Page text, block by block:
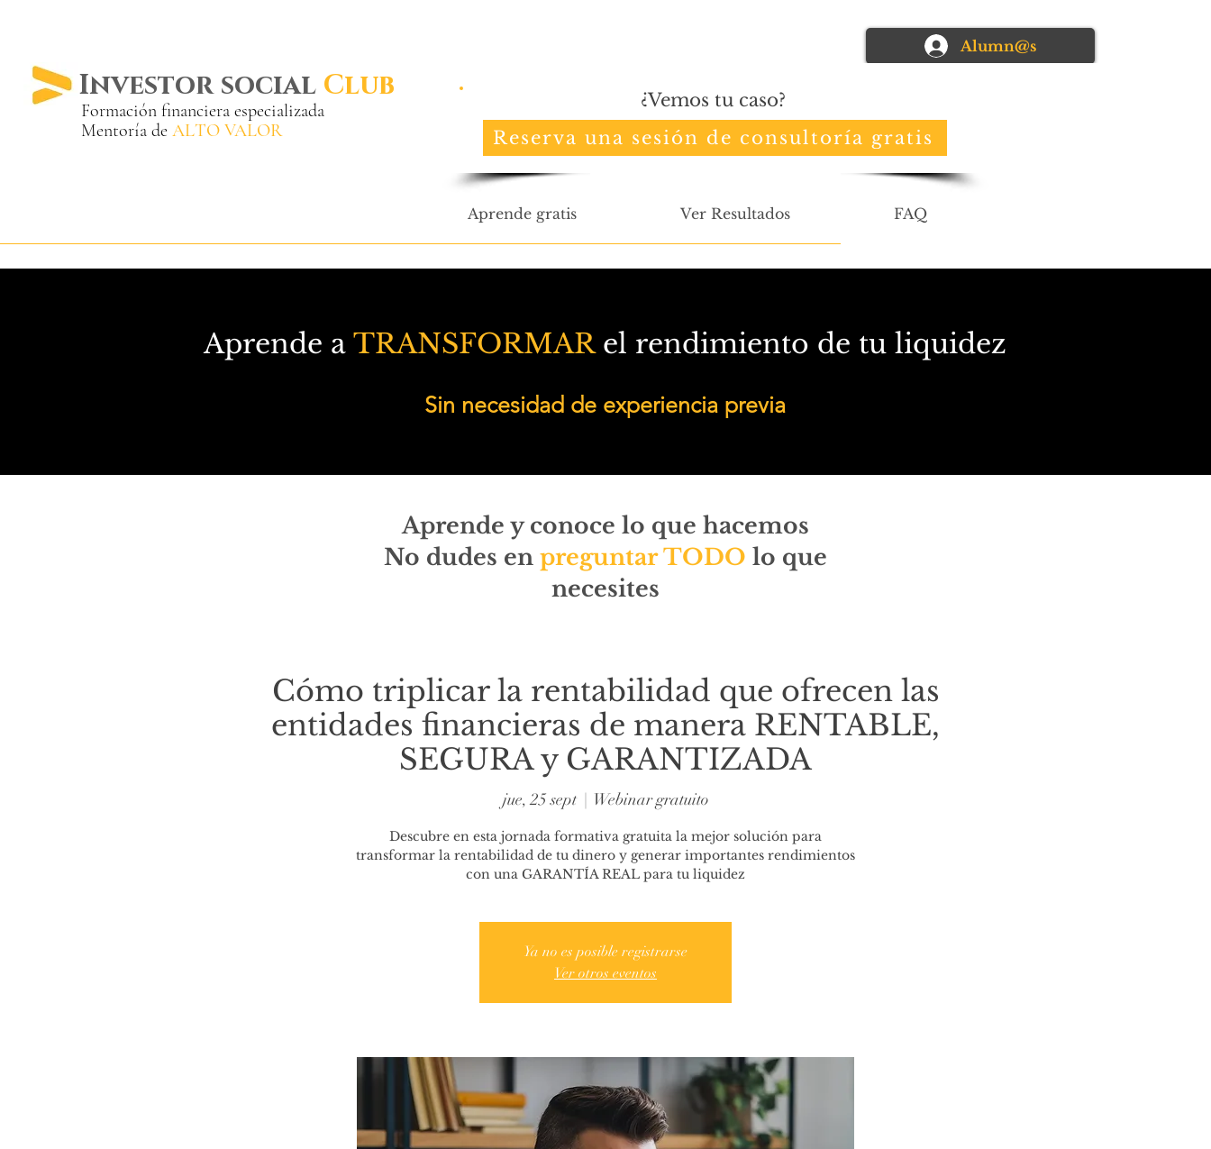
Alumn@s
Investor social Club
Formación financiera especializada
Mentoría de ALTO VALOR
¿Vemos tu caso?
Reserva una sesión de consultoría gratis
Aprende gratis Ver Resultados FAQ
Aprende a TRANSFORMARel rendimiento de tu liquidez
Sin necesidad de experiencia previa
Aprende y conoce lo que hacemos
No dudes en preguntar TODO lo que
necesites
Cómo triplicar la rentabilidad que ofrecen las
entidades financieras de manera RENTABLE,
SEGURA y GARANTIZADA
jue, 25 sept
  |
Webinar gratuito
Descubre en esta jornada formativa gratuita la mejor solución para
transformar la rentabilidad de tu dinero y generar importantes rendimientos
con una GARANTÍA REAL para tu liquidez
Ya no es posible registrarse
Ver otros eventos